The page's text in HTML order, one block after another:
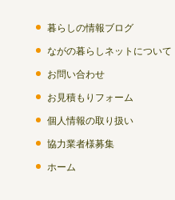
暮らしの情報ブログ
ながの暮らしネットについて
お問い合わせ
お見積もりフォーム
個人情報の取り扱い
協力業者様募集
ホーム